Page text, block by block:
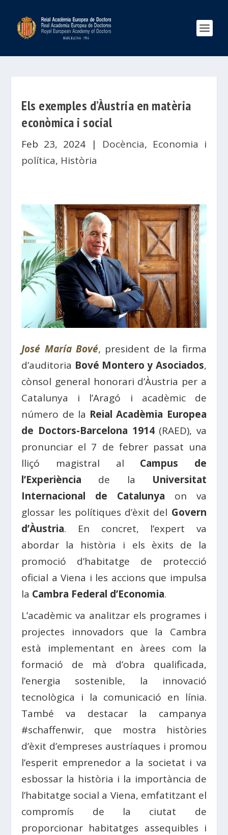
Els exemples d’Àustria en matèria
econòmica i social
Feb 23, 2024 | Docència, Economia i
política, Història
José María Bové, president de la firma
d’auditoria Bové Montero y Asociados,
cònsol general honorari d’Àustria per a
Catalunya i l’Aragó i acadèmic de
número de la Reial Acadèmia Europea
de Doctors-Barcelona 1914(RAED), va
pronunciar el 7 de febrer passat una
lliçó magistral al Campus de
l’Experiència de la Universitat
Internacional de Catalunya on va
glossar les polítiques d’èxit del Govern
d’Àustria. En concret, l’expert va
abordar la història i els èxits de la
promoció d’habitatge de protecció
oficial a Viena i les accions que impulsa
la Cambra Federal d’Economia.
L’acadèmic va analitzar els programes i
projectes innovadors que la Cambra
està implementant en àrees com la
formació de mà d’obra qualificada,
l’energia sostenible, la innovació
tecnològica i la comunicació en línia.
També va destacar la campanya
#schaffenwir, que mostra històries
d’èxit d’empreses austríaques i promou
l’esperit emprenedor a la societat i va
esbossar la història i la importància de
l’habitatge social a Viena, emfatitzant el
compromís de la ciutat de
proporcionar habitatges assequibles i